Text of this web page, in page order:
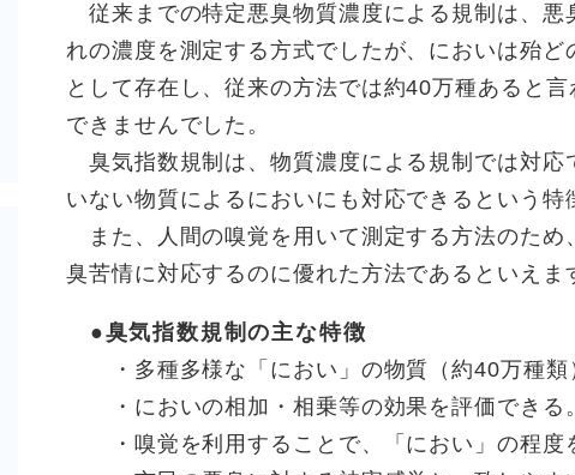
従来までの特定悪臭物質濃度による規制は、悪
れの濃度を測定する方式でしたが、においは殆
として存在し、従来の方法では約40万種あると
できませんでした。
臭気指数規制は、物質濃度による規制では対応
いない物質によるにおいにも対応できるという特
また、人間の嗅覚を用いて測定する方法のため
臭苦情に対応するのに優れた方法であるといえま
●臭気指数規制の主な特徴
・多種多様な「におい」の物質（約40万種類
・においの相加・相乗等の効果を評価できる
・嗅覚を利用することで、「におい」の程度